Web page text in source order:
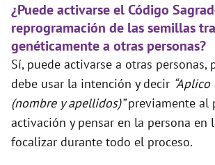
¿Puede activarse el Código
reprogramación de las semillas
genéticamente a otras personas?
Sí, puede activarse a otras personas,
debe usar la intención y decir
(nombre y apellidos)”previamente al
activación y pensar en la persona en
focalizar durante todo el proceso.